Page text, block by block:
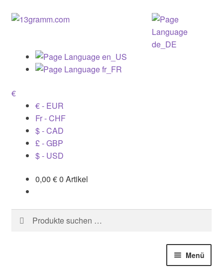
€
€ - EUR
Fr - CHF
$ - CAD
£ - GBP
$ - USD
0,00 €0 Artikel
Suchen
nach:
Suchen
Menü